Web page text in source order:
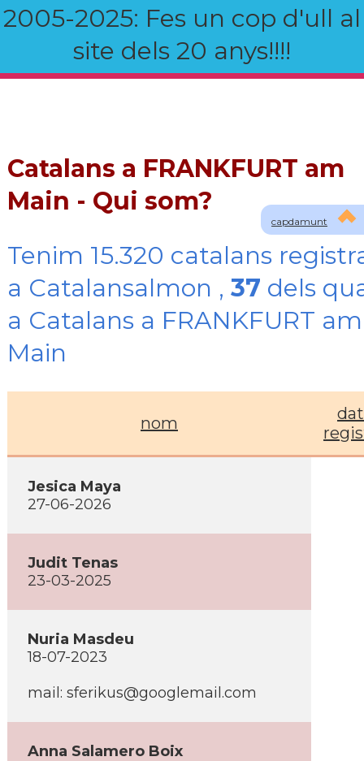
2005-2025: Fes un cop d'ull al
site dels 20 anys!!!!
capdamunt
Catalans a FRANKFURT am
Main - Qui som?
Tenim 15.320 catalans
a Catalansalmon , 37 dels
a Catalans a FRANKFURT am
Main
nom
Jesica Maya
27-06-2026
Judit Tenas
23-03-2025
Nuria Masdeu
18-07-2023
mail: sferikus@googlemail.com
Anna Salamero Boix